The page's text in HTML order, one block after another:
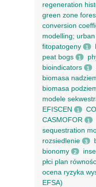
regeneration
green zone
conversion
modelling;
fitopatogeny 1
peat bogs 1
bioindicators 1
biomasa
biomasa
modele
EFISCEN 1
CASMOFOR 1
sequestration
rozsiedlenie 3
bionomy 2
płci plan
ocena ryzyka
EFSA)